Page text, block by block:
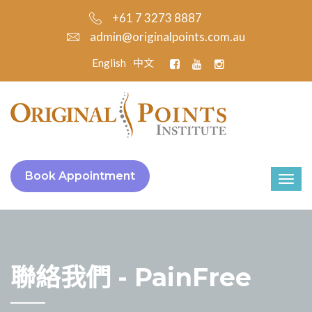
+61 7 3273 8887
admin@originalpoints.com.au
English 中文
Book Appointment
聯絡我們 - PainFree